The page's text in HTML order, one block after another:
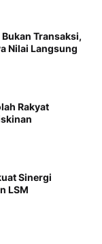
Transaksi,
Nilai Langsung
Rakyat
Sinergi
LSM